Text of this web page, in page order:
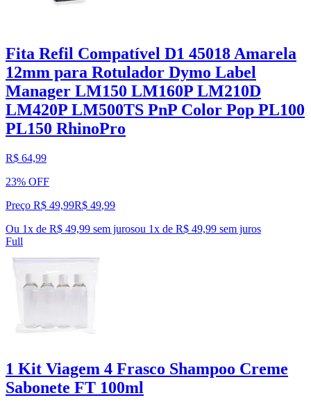
Fita Refil Compatível D1 45018 Amarela
12mm para Rotulador Dymo Label
Manager LM150 LM160P LM210D
LM420P LM500TS PnP Color Pop PL100
PL150 RhinoPro
R$ 64,99
23% OFF
Preço R$ 49,99R$ 49,99
Ou 1x de R$ 49,99 sem jurosou 1x de R$ 49,99 sem juros
Full
1 Kit Viagem 4 Frasco Shampoo Creme
Sabonete FT 100ml